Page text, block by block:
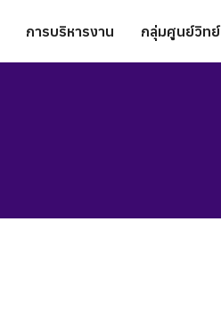
การบริหารงาน กลุ่มศูนย์วิทย์